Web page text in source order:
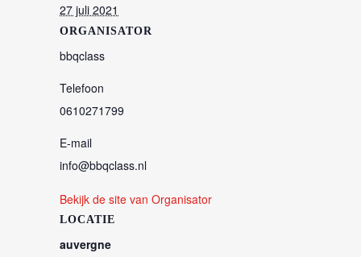
27 juli 2021
LOCATIE
auvergne
ORGANISATOR
bbqclass
Telefoon
0610271799
E-mail
info@bbqclass.nl
Bekijk de site van Organisator